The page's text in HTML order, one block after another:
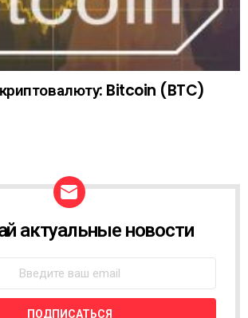
Bitcoin (BTC)
актуальные новости